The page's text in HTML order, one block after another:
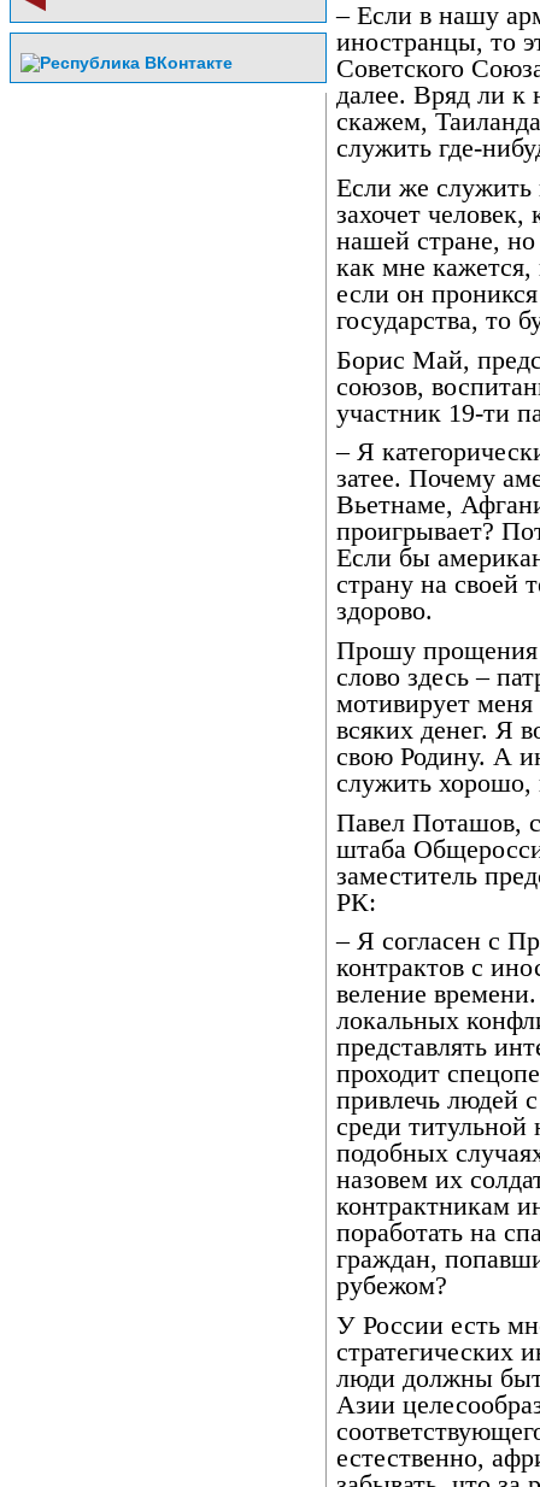
– Если в нашу
иностранцы, то
Советского
далее. Вряд ли к
скажем,
служить где-
Если же служить
захочет
нашей стране,
как мне
если он
государства, то
Борис Май,
союзов,
участник 19-ти
– Я
затее. Почему
Вьетнаме,
проигрывает?
Если бы
страну на своей
здорово.
Прошу прощения
слово здесь –
мотивирует
всяких денег. Я
свою Родину. А
служить хорошо,
Павел Поташов,
штаба
заместитель
РК:
– Я согласен с
контрактов с
веление
локальных
представлять
проходит
привлечь людей
среди
подобных
назовем их
контрактникам
поработать на
граждан,
рубежом?
У России есть
стратегических
люди должны
Азии
естественно,